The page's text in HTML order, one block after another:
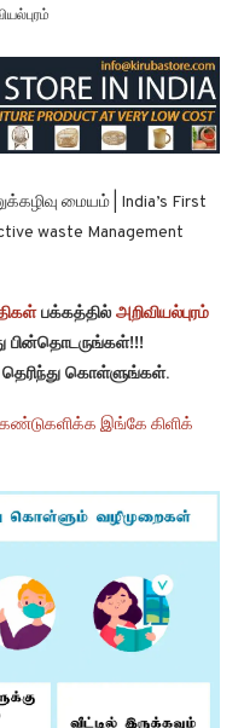
மையம் | India’s First
waste Management
பக்கத்தில் அறிவியல்புரம்
பின்தொடருங்கள்!!!
கொள்ளுங்கள்.
இங்கே கிளிக்